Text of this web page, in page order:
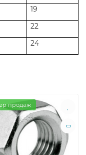
19
22
24
продаж